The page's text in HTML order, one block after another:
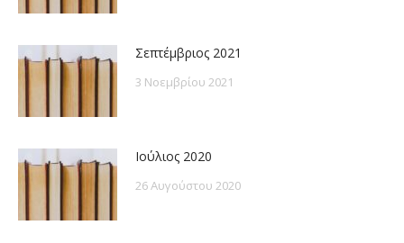
Σεπτέμβριος 2021
3 Νοεμβρίου 2021
Ιούλιος 2020
26 Αυγούστου 2020